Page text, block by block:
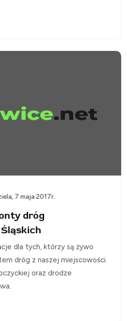
7 maja 2017r.
dróg
dla tych, którzy są żywo
dróg z naszej miejscowości.
oraz drodze